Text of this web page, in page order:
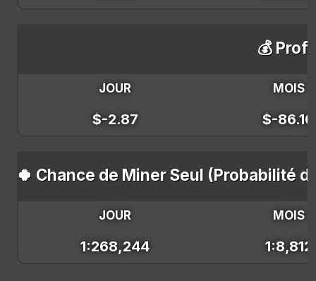
💰
JOUR MOIS
$-2.87 $-86.10
🍀 Chance de Miner Seul (Probabilité
JOUR MOIS
1:268,244 1:8,812